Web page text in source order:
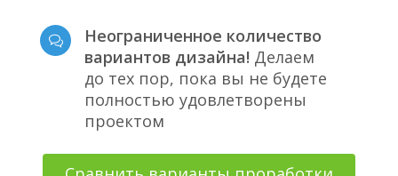
Неограниченное количество
вариантов дизайна! Делаем
до тех пор, пока вы не будете
полностью удовлетворены
проектом